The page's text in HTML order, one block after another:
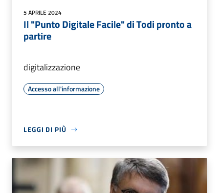
5 APRILE 2024
Il "Punto Digitale Facile" di Todi pronto a
partire
digitalizzazione
Accesso all'informazione
LEGGI DI PIÙ